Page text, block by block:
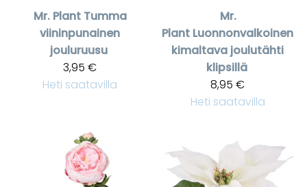
Mr. Plant Tumma
viininpunainen
jouluruusu
3,95 €
Heti saatavilla
Mr.
Plant Luonnonvalkoinen
kimaltava joulutähti
klipsillä
8,95 €
Heti saatavilla